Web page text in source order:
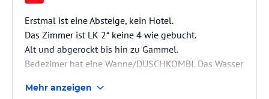
Erstmal ist eine Absteige, kein Hotel.
Das Zimmer ist LK 2* keine 4 wie gebucht.
Alt und abgerockt bis hin zu Gammel.
Bedezimer hat eine Wanne/DUSCHKOMBI. Das Wasser
Die Fliesen teils kaputt und die Fugen gammelig.
Mehr anzeigen